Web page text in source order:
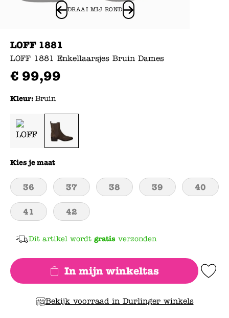
DRAAI MIJ ROND
LOFF 1881
LOFF 1881 Enkellaarsjes Bruin Dames
€ 99,99
Kleur: Bruin
Kies je maat
36 37 38 39 40
41 42
Dit artikel wordt gratis verzonden
In mijn winkeltas Add to
Bekijk voorraad in Durlinger winkels